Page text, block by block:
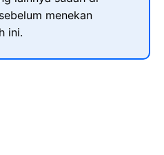
menekan
ini.